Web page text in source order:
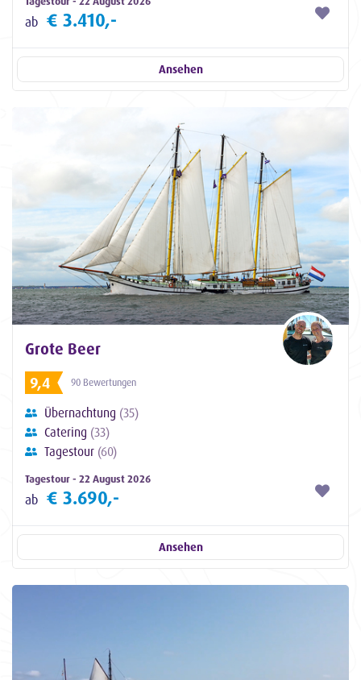
ab € 3.410,-
Ansehen
Grote Beer
9,4
90 Bewertungen
Übernachtung (35)
Catering (33)
Tagestour (60)
Tagestour - 22 August 2026
ab € 3.690,-
Ansehen